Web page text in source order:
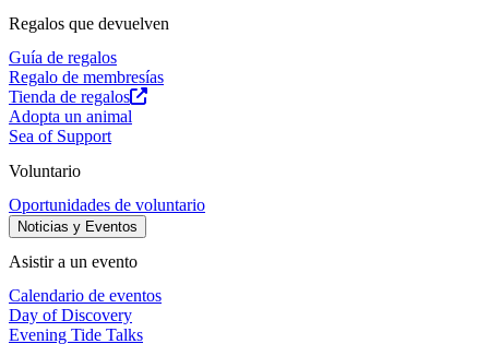
Regalos que devuelven
Guía de regalos
Regalo de membresías
Tienda de regalos
Adopta un animal
Sea of Support
Voluntario
Oportunidades de voluntario
Noticias y Eventos
Asistir a un evento
Calendario de eventos
Day of Discovery
Evening Tide Talks